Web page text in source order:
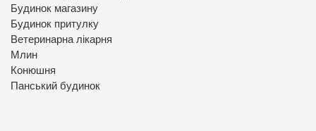
Будинок магазину
Будинок притулку
Ветеринарна лікарня
Млин
Конюшня
Панський будинок